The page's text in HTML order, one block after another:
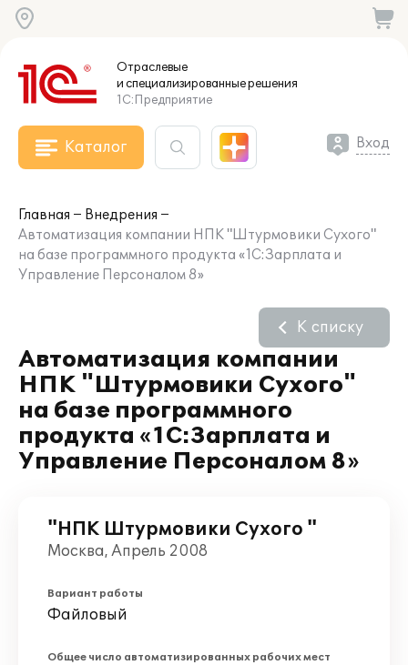
Отраслевые
и специализированныерешения
1С:Предприятие
Каталог Вход
Главная
Внедрения
Автоматизация компании НПК "Штурмовики Сухого"
на базе программного продукта «1С:Зарплата и
Управление Персоналом 8»
Автоматизация компании
НПК "Штурмовики Сухого"
на базе программного
продукта «1С:Зарплата и
Управление Персоналом 8»
К списку
"НПК Штурмовики Сухого "
Москва, Апрель 2008
Вариант работы
Файловый
Общее число автоматизированных рабочих мест